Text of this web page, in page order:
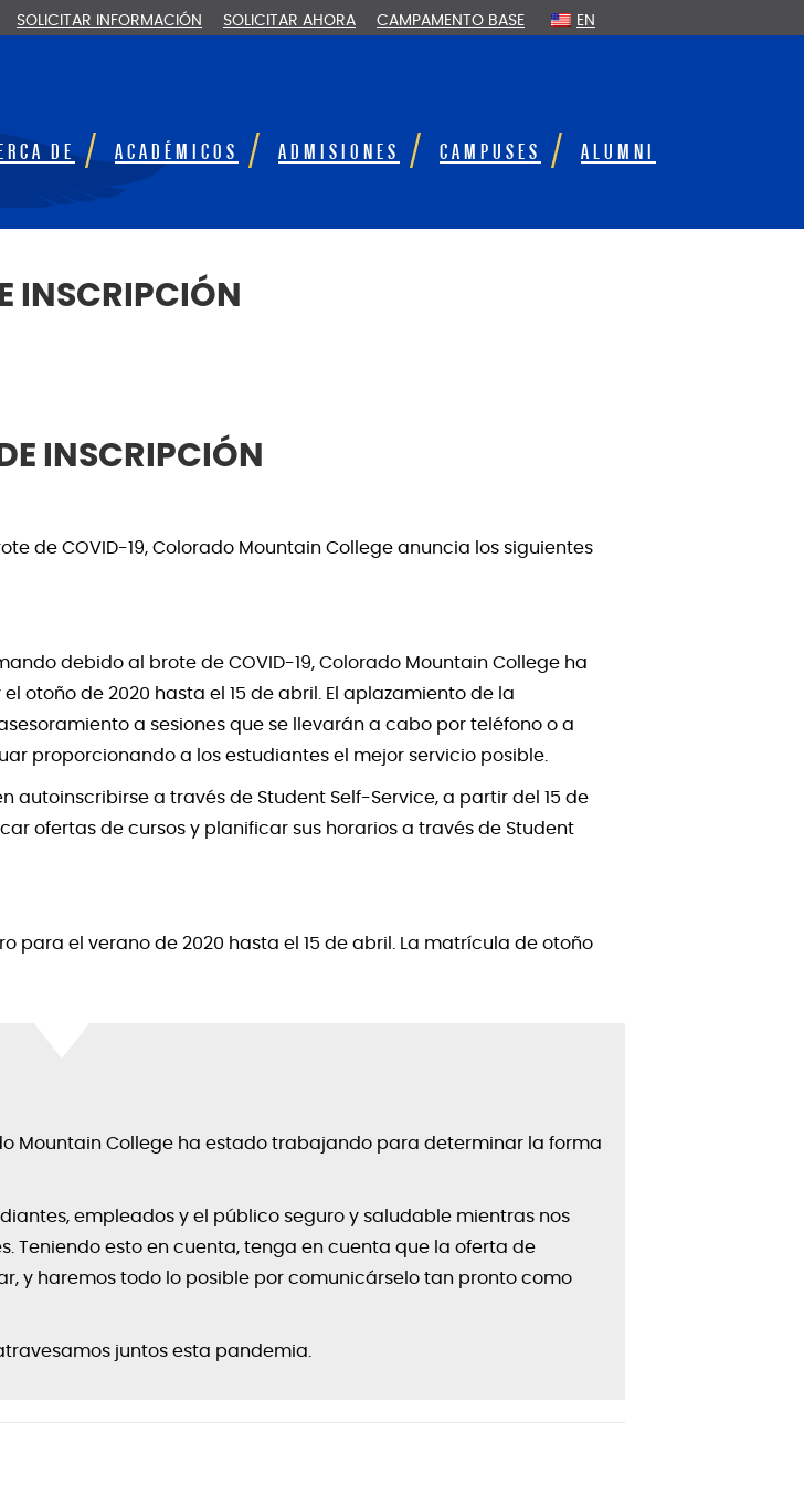
SOLICITAR INFORMACIÓN SOLICITAR AHORA CAMPAMENTO BASE EN
DE ACADÉMICOS ADMISIONES CAMPUSES ALUMNI
INSCRIPCIÓN
INSCRIPCIÓN
de COVID-19, Colorado Mountain College anuncia los siguientes
debido al brote de COVID-19, Colorado Mountain College ha
otoño de 2020 hasta el 15 de abril. El aplazamiento de la
a sesiones que se llevarán a cabo por teléfono o a
proporcionando a los estudiantes el mejor servicio posible.
autoinscribirse a través de Student Self-Service, a partir del 15 de
ofertas de cursos y planificar sus horarios a través de Student
para el verano de 2020 hasta el 15 de abril. La matrícula de otoño
Mountain College ha estado trabajando para determinar la forma
empleados y el público seguro y saludable mientras nos
esto en cuenta, tenga en cuenta que la oferta de
y haremos todo lo posible por comunicárselo tan pronto como
juntos esta pandemia.